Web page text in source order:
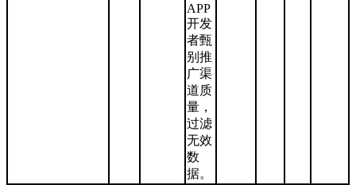
APP
开发
者甄
别推
广渠
道质
量，
过滤
无效
数
据。